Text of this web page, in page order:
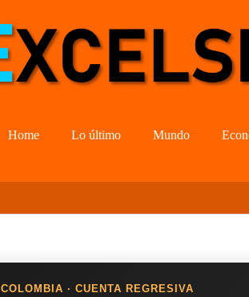
Home Lo último Mundo
COLOMBIA · CUENTA REGRESIVA